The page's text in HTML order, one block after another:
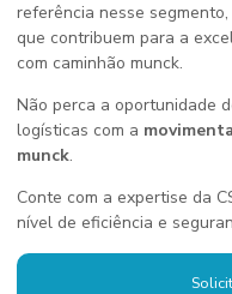
referência nesse
que contribuem para a
com caminhão munck.
Não perca a oportunidade
logísticas com a
munck.
Conte com a expertise da
nível de eficiência e